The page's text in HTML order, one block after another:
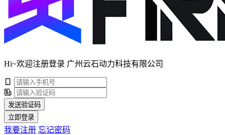
Hi~欢迎注册登录 广州云石动力科技有限公司
发送验证码
立即登录
我要注册 忘记密码